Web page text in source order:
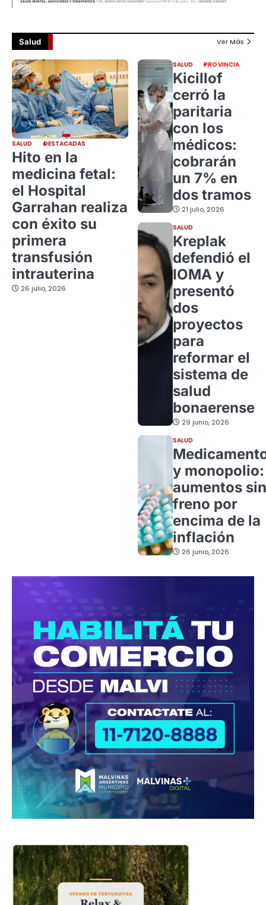
Salud Ver Más
SALUD DESTACADAS
Hito en la
medicina fetal:
el Hospital
Garrahan realiza
con éxito su
primera
transfusión
intrauterina
26 julio, 2026
SALUD PROVINCIA
Kicillof
cerró la
paritaria
con los
médicos:
cobrarán
un 7% en
dos tramos
21 julio, 2026
SALUD
Kreplak
defendió el
IOMA y
presentó
dos
proyectos
para
reformar el
sistema de
salud
bonaerense
29 junio, 2026
SALUD
y monopolio:
aumentos sin
freno por
encima de la
inflación
26 junio, 2026